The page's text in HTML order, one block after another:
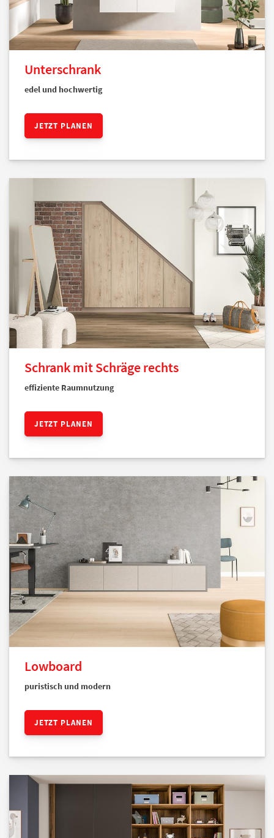
Unterschrank
edel und hochwertig
JETZT PLANEN
Schrank mit Schräge rechts
effiziente Raumnutzung
JETZT PLANEN
Lowboard
puristisch und modern
JETZT PLANEN